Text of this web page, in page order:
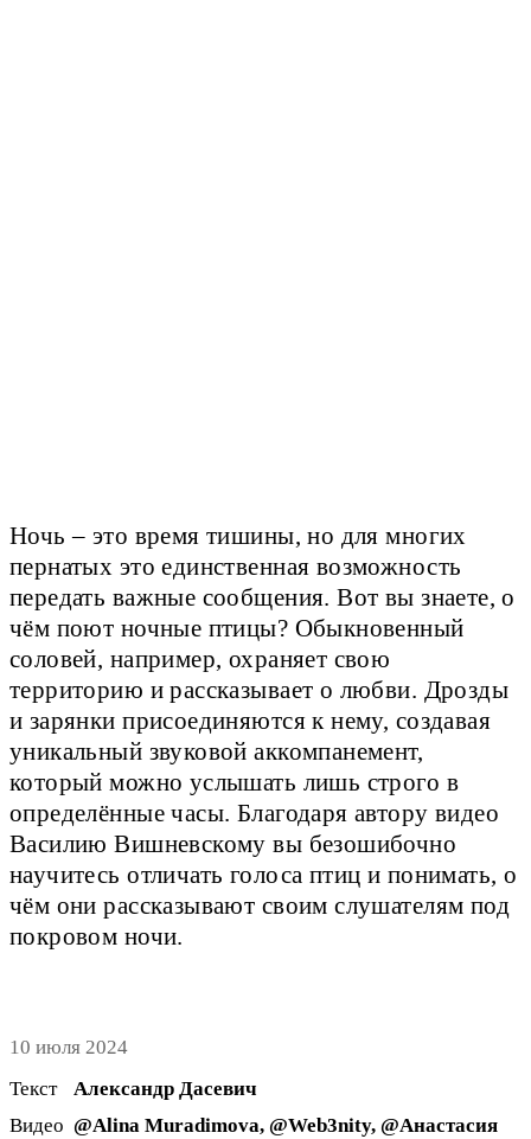
Ночь – это время тишины, но для многих
пернатых это единственная возможность
передать важные сообщения. Вот вы знаете, о
чём поют ночные птицы? Обыкновенный
соловей, например, охраняет свою
территорию и рассказывает о любви. Дрозды
и зарянки присоединяются к нему, создавая
уникальный звуковой аккомпанемент,
который можно услышать лишь строго в
определённые часы. Благодаря автору видео
Василию Вишневскому вы безошибочно
научитесь отличать голоса птиц и понимать, о
чём они рассказывают своим слушателям под
покровом ночи.
10 июля 2024
Текст
Александр Дасевич
Видео @Alina Мuradimova, @Web3nity, @Анастасия